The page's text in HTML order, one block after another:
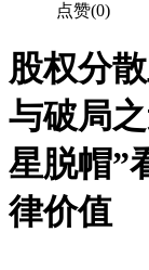
点赞(0)
股权分
与破局
星脱帽”
律价值